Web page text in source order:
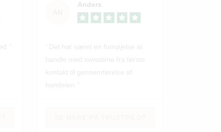
Anders
Det har været en fornøjelse at
handle med swisstime fra første
kontakt til gennemførelse af
handelen.